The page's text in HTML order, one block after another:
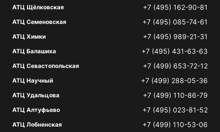
АТЦ Щёлковская +7 (495) 162-90-81
АТЦ Семеновская +7 (495) 085-74-61
АТЦ Химки +7 (495) 989-21-31
АТЦ Балашиха +7 (495) 431-63-63
АТЦ Севастопольская +7 (499) 653-72-12
АТЦ Научный +7 (499) 288-05-36
АТЦ Удальцова +7 (499) 110-86-79
АТЦ Алтуфьево +7 (495) 023-81-52
АТЦ Лобненская +7 (499) 110-53-06